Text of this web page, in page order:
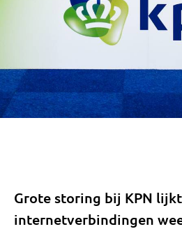
Grote storing bij KPN
internetverbindingen